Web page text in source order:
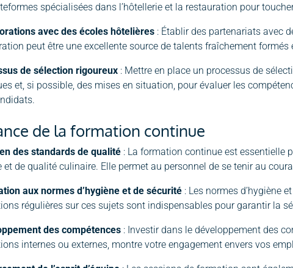
spécialisées dans l’hôtellerie et la restauration pour
avec des écoles hôtelières : Établir des partenariats avec
peut être une excellente source de talents fraîchement formés
de sélection rigoureux : Mettre en place un processus de
et, si possible, des mises en situation, pour évaluer les
de la formation continue
des standards de qualité : La formation continue est essentielle
et de qualité culinaire. Elle permet au personnel de se tenir au
aux normes d’hygiène et de sécurité : Les normes d’hygiène
régulières sur ces sujets sont indispensables pour garantir la
des compétences : Investir dans le développement des
internes ou externes, montre votre engagement envers vos